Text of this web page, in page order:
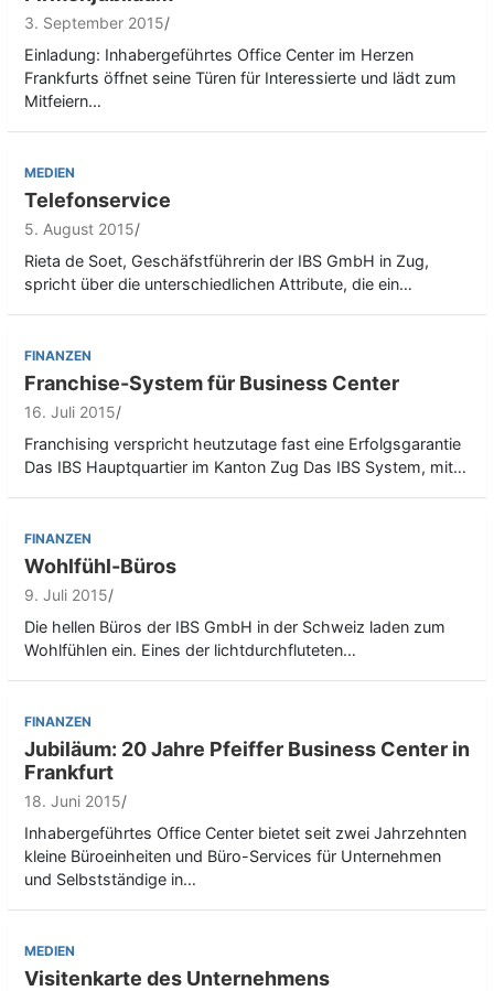
3. September 2015
Einladung: Inhabergeführtes Office Center im Herzen
Frankfurts öffnet seine Türen für Interessierte und lädt zum
Mitfeiern…
MEDIEN
Telefonservice
5. August 2015
Rieta de Soet, Geschäfstführerin der IBS GmbH in Zug,
spricht über die unterschiedlichen Attribute, die ein…
FINANZEN
Franchise-System für Business Center
16. Juli 2015
Franchising verspricht heutzutage fast eine Erfolgsgarantie
Das IBS Hauptquartier im Kanton Zug Das IBS System, mit…
FINANZEN
Wohlfühl-Büros
9. Juli 2015
Die hellen Büros der IBS GmbH in der Schweiz laden zum
Wohlfühlen ein. Eines der lichtdurchfluteten…
FINANZEN
Jubiläum: 20 Jahre Pfeiffer Business Center in
Frankfurt
18. Juni 2015
Inhabergeführtes Office Center bietet seit zwei Jahrzehnten
kleine Büroeinheiten und Büro-Services für Unternehmen
und Selbstständige in…
MEDIEN
Visitenkarte des Unternehmens